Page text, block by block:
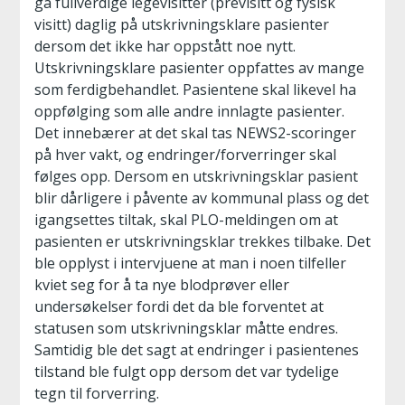
visitt) daglig på utskrivningsklare pasienter
dersom det ikke har oppstått noe nytt.
Utskrivningsklare pasienter oppfattes av mange
som ferdigbehandlet. Pasientene skal likevel ha
oppfølging som alle andre innlagte pasienter.
Det innebærer at det skal tas NEWS2-scoringer
på hver vakt, og endringer/forverringer skal
følges opp. Dersom en utskrivningsklar pasient
blir dårligere i påvente av kommunal plass og det
igangsettes tiltak, skal PLO-meldingen om at
pasienten er utskrivningsklar trekkes tilbake. Det
ble opplyst i intervjuene at man i noen tilfeller
kviet seg for å ta nye blodprøver eller
undersøkelser fordi det da ble forventet at
statusen som utskrivningsklar måtte endres.
Samtidig ble det sagt at endringer i pasientenes
tilstand ble fulgt opp dersom det var tydelige
tegn til forverring.